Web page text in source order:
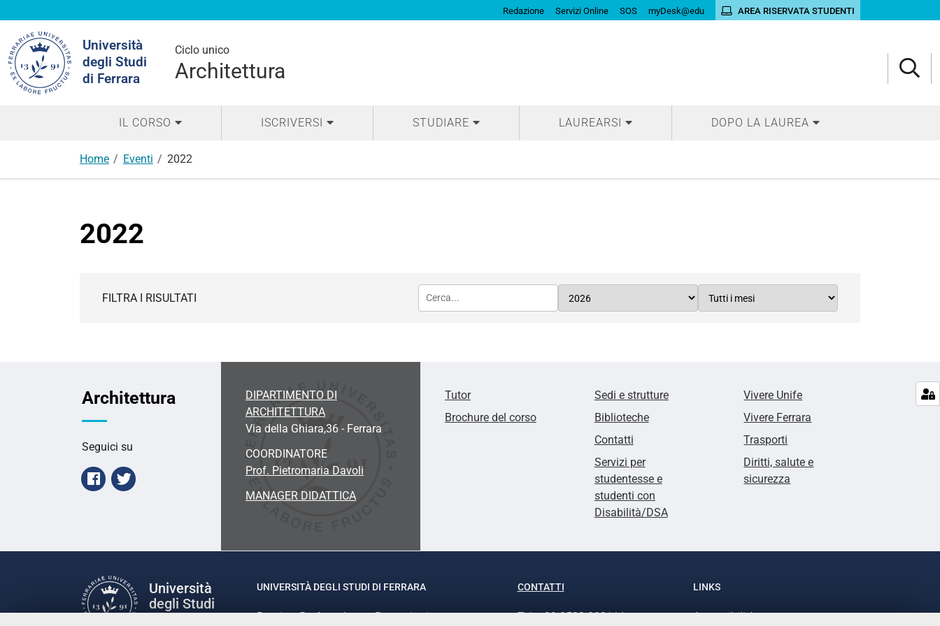
Redazione Servizi Online SOS myDesk@edu AREA RISERVATA STUDENTI
Università
degli Studi
di Ferrara
Ciclo unico
Architettura
nel
sito
IL CORSO ISCRIVERSI STUDIARE LAUREARSI DOPO LA LAUREA
Home Eventi 2022
2022
FILTRA I RISULTATI
Architettura
Seguici su
Facebook
Twitter
DIPARTIMENTO DI
ARCHITETTURA
Via della Ghiara,36 - Ferrara
COORDINATORE
Prof. Pietromaria Davoli
MANAGER DIDATTICA
Tutor
Brochure del corso
Sedi e strutture
Biblioteche
Contatti
Servizi per
studentesse e
studenti con
Disabilità/DSA
Vivere Unife
Vivere Ferrara
Trasporti
Diritti, salute e
sicurezza
Università
degli Studi
UNIVERSITÀ DEGLI STUDI DI FERRARA
Rettrice: Prof.ssa Laura Ramaciotti
CONTATTI
Tel. +39 0532 293111
LINKS
Accessibilità